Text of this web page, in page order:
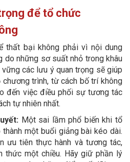
để tổ chức
thất bại không phải vì nội dung
do những sơ suất nhỏ trong khâu
các lưu ý quan trọng sẽ giúp
trình, từ cách bố trí không
đến việc điều phối sự tương tác
tự nhiên nhất.
Một sai lầm phổ biến khi tổ
một buổi giảng bài kéo dài.
ưu tiên thực hành và tương tác,
thức một chiều. Hãy giữ phần lý